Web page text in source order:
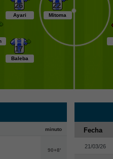
26
Ayari
22
Mitoma
17
Baleba
minuto
90+8'
Fecha
21/03/26